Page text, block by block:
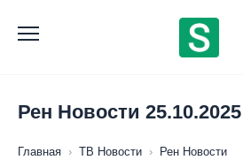
содержанию
Рен Новости 25.10.2025
Главная › ТВ Новости › Рен Новости